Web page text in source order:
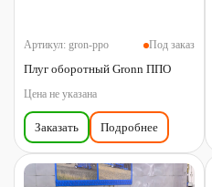
Артикул: gron-ppo Под заказ
Плуг оборотный Gronn ППО
Цена не указана
Заказать Подробнее